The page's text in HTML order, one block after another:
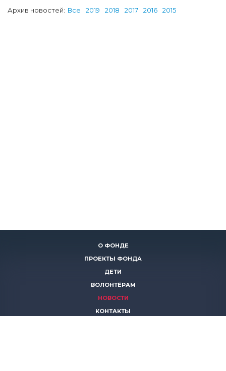
Архив новостей: Все 2019 2018 2017 2016 2015
О ФОНДЕ
ПРОЕКТЫ ФОНДА
ДЕТИ
ВОЛОНТЁРАМ
НОВОСТИ
КОНТАКТЫ